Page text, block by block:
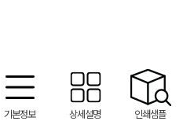
기본정보 상세설명 인쇄샘플